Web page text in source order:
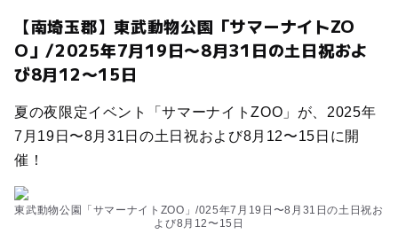
【南埼玉郡】東武動物公園「サマーナイトZO
O」/2025年7月19日〜8月31日の土日祝およ
び8月12〜15日
夏の夜限定イベント「サマーナイトZOO」が、2025年
7月19日〜8月31日の土日祝および8月12〜15日に開
催！
東武動物公園「サマーナイトZOO」/025年7月19日〜8月31日の土日祝お
よび8月12〜15日